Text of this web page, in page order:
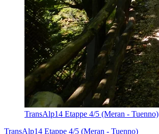
TransAlp14 Etappe 4/5 (Meran - Tuenno)
TransAlp14 Etappe 4/5 (Meran - Tuenno)